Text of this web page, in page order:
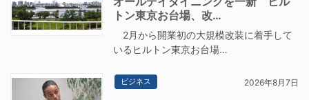
トン東京お台場、改…
2月から開業初の大規模改装に着手して
いるヒルトン東京お台場…
ビジネス 2026年8月7日